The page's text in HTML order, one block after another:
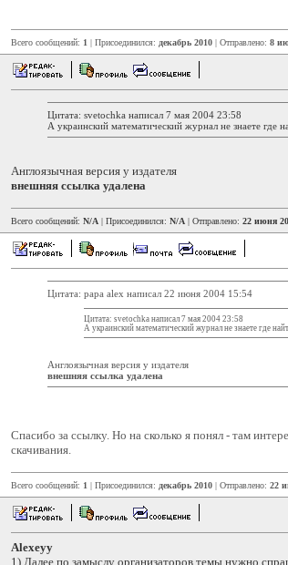
Всего сообщений: 1 | Присоединился: декабрь 2010 | Отправлено: 8
Цитата: svetochka написал 7 мая 2004 23:58
А украинский математический журнал не знаете где
Англоязычная версия у издателя
внешняя ссылка удалена
Всего сообщений: N/A | Присоединился: N/A | Отправлено: 22 июня
Цитата: papa alex написал 22 июня 2004 15:54
Цитата: svetochka написал 7 мая 2004 23:58
А украинский математический журнал не знаете где
Англоязычная версия у издателя
внешняя ссылка удалена
Спасибо за ссылку. Но на сколько я понял - там
скачивания.
Всего сообщений: 1 | Присоединился: декабрь 2010 | Отправлено: 22
Alexeyy
1) Далее по замыслу организаторов темы нужно